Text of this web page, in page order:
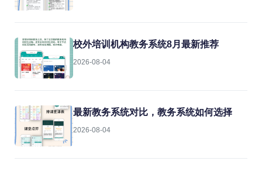
校外培训机构教务系统8月最新推荐
2026-08-04
最新教务系统对比，教务系统如何选择
2026-08-04